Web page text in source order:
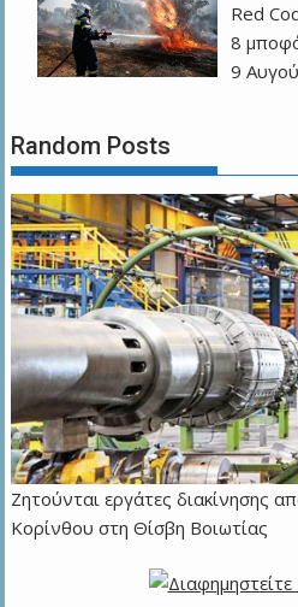
Red
8
9
Random Posts
Ζητούνται εργάτες διακίνησης
Κορίνθου στη Θίσβη Βοιωτίας